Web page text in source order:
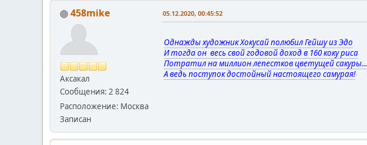
458mike
Аксакал
Сообщения: 2 824
Расположение: Москва
Записан
05.12.2020, 00:45:52
Однажды художник Хокусай полюбил Гейшу из Эдо
И тогда он весь свой годовой доход в 160 коку риса
Потратил на миллион лепестков цветущей сакуры...
А ведь поступок достойный настоящего самурая!